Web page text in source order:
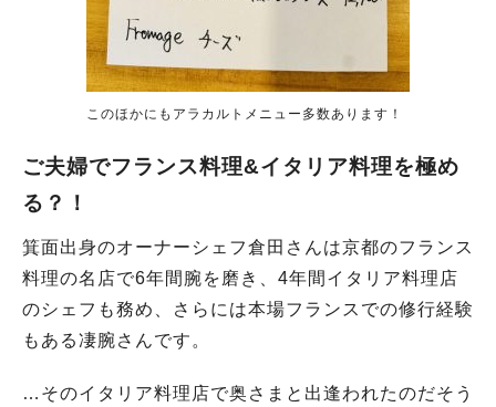
このほかにもアラカルトメニュー多数あります！
ご夫婦でフランス料理&イタリア料理を極め
る？！
箕面出身のオーナーシェフ倉田さんは京都のフランス
料理の名店で6年間腕を磨き、4年間イタリア料理店
のシェフも務め、さらには本場フランスでの修行経験
もある凄腕さんです。
…そのイタリア料理店で奥さまと出逢われたのだそう